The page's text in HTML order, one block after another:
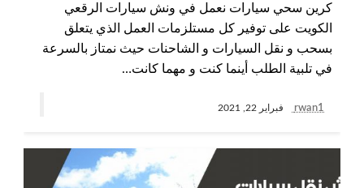
كرين سحي سيارات نعمل في ونش سيارات الرقعي
الكويت على توفير كل مستلزمات العمل الذي يتعلق
بسحب و نقل السيارات و الشاحنات حيث نمتاز بالسرعة
في تلبية الطلب أينما كنت و مهما كانت…
rwan1 فبراير 22, 2021